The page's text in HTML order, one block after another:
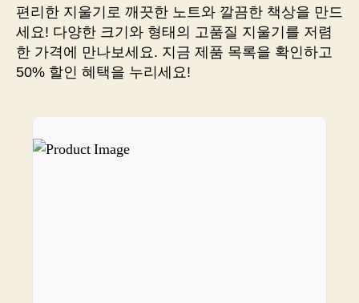
인
연,
최
저
핑
편리한 지울기로 깨끗한 노트와 깔끔한 책상을 만드
세요! 다양한 크기와 형태의 고품질 지울기를 저렴
한 가격에 만나보세요. 지금 제품 목록을 확인하고
50% 할인 혜택을 누리세요!